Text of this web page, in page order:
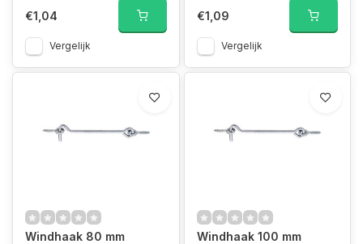
€1,04
Vergelijk
€1,09
Vergelijk
Windhaak 80 mm
Windhaak 100 mm